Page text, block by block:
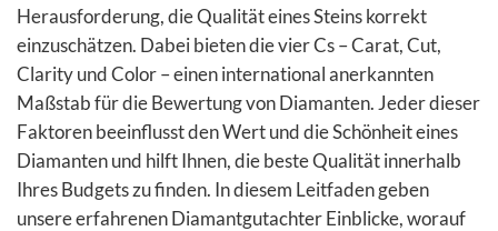
Herausforderung, die Qualität eines Steins korrekt
einzuschätzen. Dabei bieten die vier Cs – Carat, Cut,
Clarity und Color – einen international anerkannten
Maßstab für die Bewertung von Diamanten. Jeder dieser
Faktoren beeinflusst den Wert und die Schönheit eines
Diamanten und hilft Ihnen, die beste Qualität innerhalb
Ihres Budgets zu finden. In diesem Leitfaden geben
unsere erfahrenen Diamantgutachter Einblicke, worauf